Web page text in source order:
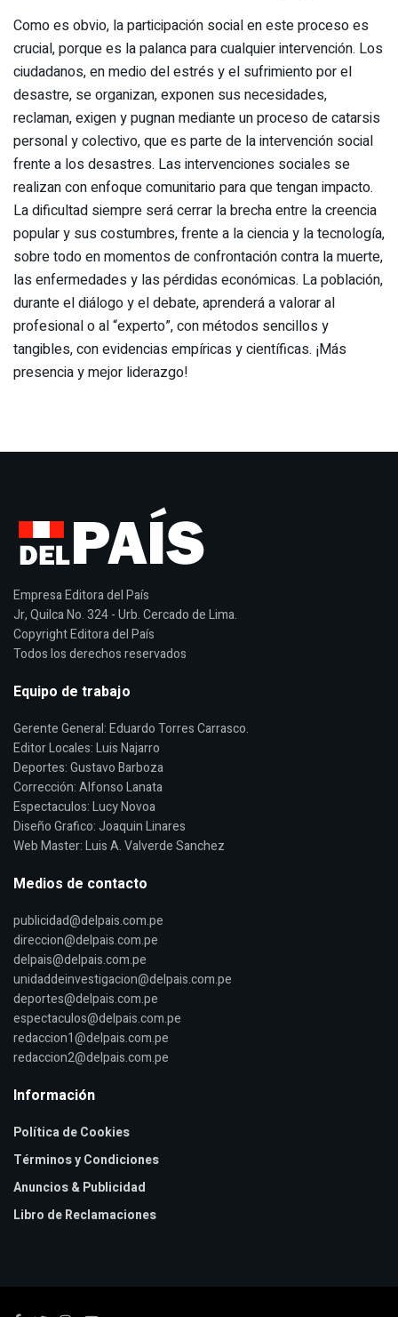
Como es obvio, la participación social en este proceso es
crucial, porque es la palanca para cualquier intervención. Los
ciudadanos, en medio del estrés y el sufrimiento por el
desastre, se organizan, exponen sus necesidades,
reclaman, exigen y pugnan mediante un proceso de catarsis
personal y colectivo, que es parte de la intervención social
frente a los desastres. Las intervenciones sociales se
realizan con enfoque comunitario para que tengan impacto.
La dificultad siempre será cerrar la brecha entre la creencia
popular y sus costumbres, frente a la ciencia y la tecnología,
sobre todo en momentos de confrontación contra la muerte,
las enfermedades y las pérdidas económicas. La población,
durante el diálogo y el debate, aprenderá a valorar al
profesional o al “experto”, con métodos sencillos y
tangibles, con evidencias empíricas y científicas. ¡Más
presencia y mejor liderazgo!
Empresa Editora del País
Jr, Quilca No. 324 - Urb. Cercado de Lima.
Copyright Editora del País
Todos los derechos reservados
Equipo de trabajo
Gerente General: Eduardo Torres Carrasco.
Editor Locales: Luis Najarro
Deportes: Gustavo Barboza
Corrección: Alfonso Lanata
Espectaculos: Lucy Novoa
Diseño Grafico: Joaquin Linares
Web Master: Luis A. Valverde Sanchez
Medios de contacto
publicidad@delpais.com.pe
direccion@delpais.com.pe
delpais@delpais.com.pe
unidaddeinvestigacion@delpais.com.pe
deportes@delpais.com.pe
espectaculos@delpais.com.pe
redaccion1@delpais.com.pe
redaccion2@delpais.com.pe
Información
Política de Cookies
Términos y Condiciones
Anuncios & Publicidad
Libro de Reclamaciones